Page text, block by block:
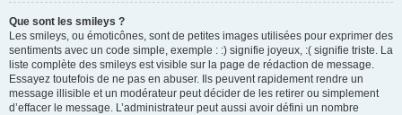
Que sont les smileys ?
Les smileys, ou émoticônes, sont de petites images utilisées pour exprimer des
sentiments avec un code simple, exemple : :) signifie joyeux, :( signifie triste. La
liste complète des smileys est visible sur la page de rédaction de message.
Essayez toutefois de ne pas en abuser. Ils peuvent rapidement rendre un
message illisible et un modérateur peut décider de les retirer ou simplement
d’effacer le message. L’administrateur peut aussi avoir défini un nombre